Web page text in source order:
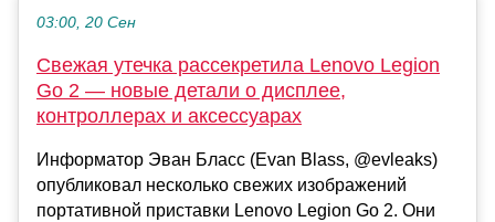
03:00, 20 Сен
Свежая утечка рассекретила Lenovo Legion
Go 2 — новые детали о дисплее,
контроллерах и аксессуарах
Информатор Эван Бласс (Evan Blass, @evleaks)
опубликовал несколько свежих изображений
портативной приставки Lenovo Legion Go 2. Они